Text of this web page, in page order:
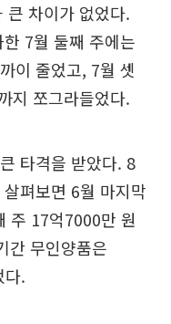
차이가 없었다.
7월 둘째 주에는
이 줄었고, 7월 셋
지 쪼그라들었다.
타격을 받았다. 8
펴보면 6월 마지막
주 17억7000만 원
간 무인양품은
다.